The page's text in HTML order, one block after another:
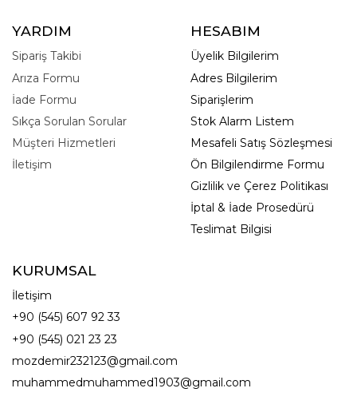
YARDIM
Sipariş Takibi
Arıza Formu
İade Formu
Sıkça Sorulan Sorular
Müşteri Hizmetleri
İletişim
HESABIM
Üyelik Bilgilerim
Adres Bilgilerim
Siparişlerim
Stok Alarm Listem
Mesafeli Satış Sözleşmesi
Ön Bilgilendirme Formu
Gizlilik ve Çerez Politikası
İptal & İade Prosedürü
Teslimat Bilgisi
KURUMSAL
İletişim
+90 (545) 607 92 33
+90 (545) 021 23 23
mozdemir232123@gmail.com
muhammedmuhammed1903@gmail.com